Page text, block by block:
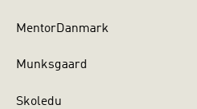
MentorDanmark
Munksgaard
Skoledu